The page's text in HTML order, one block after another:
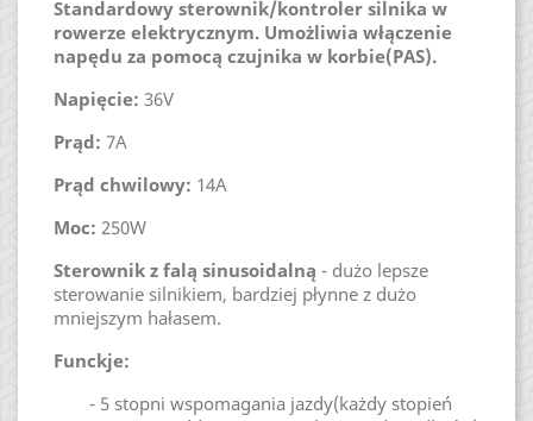
Standardowy sterownik/kontroler silnika w
rowerze elektrycznym. Umożliwia włączenie
napędu za pomocą czujnika w korbie(PAS).
Napięcie: 36V
Prąd: 7A
Prąd chwilowy: 14A
Moc: 250W
Sterownik z falą sinusoidalną - dużo lepsze
sterowanie silnikiem, bardziej płynne z dużo
mniejszym hałasem.
Funckje:
- 5 stopni wspomagania jazdy(każdy stopień